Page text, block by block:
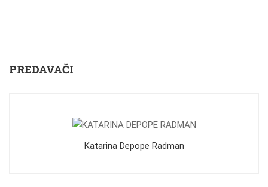
PREDAVAČI
Katarina Depope Radman